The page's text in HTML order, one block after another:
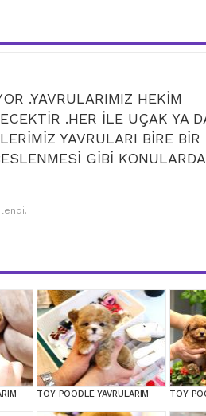
.YAVRULARIMIZ HEKİM
.HER İLE UÇAK YA
YAVRULARI BİRE BİR
GİBİ
TOY POODLE YAVRULARIM TOY